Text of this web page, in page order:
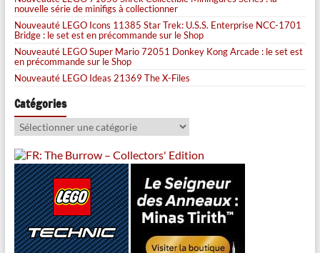
nouvelle série de minifigs à collectionner
Nouveauté LEGO Icons 11385 Star Trek: U.S.S. Enterprise NCC-1701
Bridge : le set est en précommande sur le Shop
Nouveauté LEGO Super Mario 72051 Donkey Kong Arcade : le set est
en précommande sur le Shop
Nouveauté LEGO Ideas 21369 The X-Files
Catégories
Catégories